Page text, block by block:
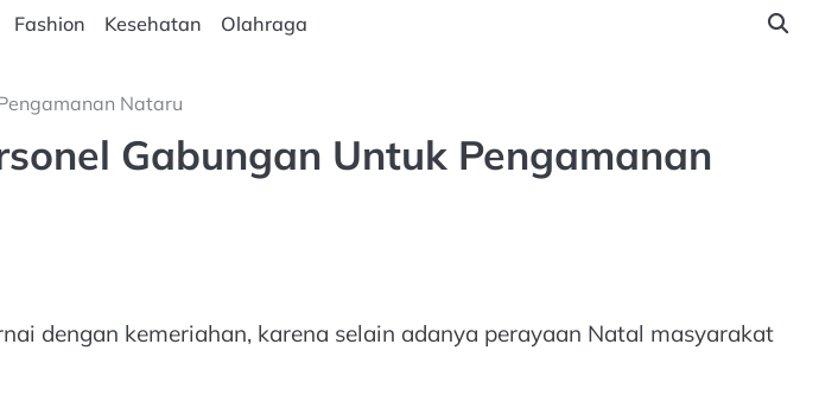
Fashion Kesehatan Olahraga
Nataru
Gabungan Untuk Pengamanan
dengan kemeriahan, karena selain adanya perayaan Natal masyarakat